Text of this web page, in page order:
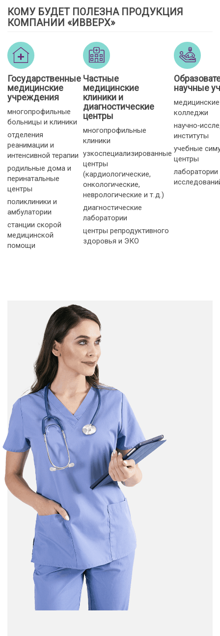
КОМУ БУДЕТ ПОЛЕЗНА ПРОДУКЦИЯ
КОМПАНИИ «ИВВЕРХ»
Государственные
медицинские
учреждения
многопрофильные
больницы и клиники
отделения
реанимации и
интенсивной терапии
родильные дома и
перинатальные
центры
поликлиники и
амбулатории
станции скорой
медицинской
помощи
Частные
медицинские
клиники и
диагностические
центры
многопрофильные
клиники
узкоспециализированные
центры
(кардиологические,
онкологические,
неврологические и т. д.)
диагностические
лаборатории
центры репродуктивного
здоровья и ЭКО
научные
колледжи
институты
учебные
центры
лаборатории